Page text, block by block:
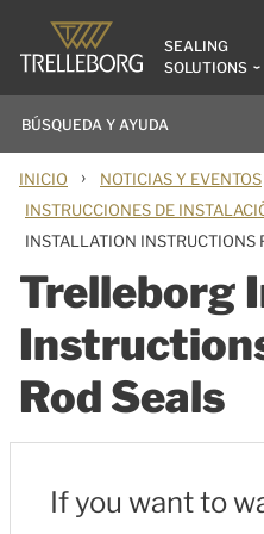
SEALING
SOLUTIONS
INICIO › NOTICIAS Y EVENTOS
INSTRUCCIONES DE
INSTALLATION INSTRUCTIONS
Trelleborg
Rod Seals
If you want to